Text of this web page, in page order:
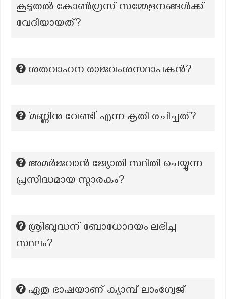
കൂടുതൽ കോൺഗ്രസ് സമ്മേളനങ്ങൾക്ക്
വേദിയായത്?
ശതവാഹന രാജവംശസ്ഥാപകൻ?
‘മണ്ണിനു വേണ്ടി’ എന്ന കൃതി രചിച്ചത്?
അമർജവാൻ ജ്യോതി സ്ഥിതി ചെയ്യുന്ന
പ്രസിദ്ധമായ സ്മാരകം?
ശ്രീബുദ്ധന് ബോധോദയം ലഭിച്ച
സ്ഥലം?
ഏതു ഭാഷയാണ് ക്യാമ്പ് ലാംഗ്വേജ്